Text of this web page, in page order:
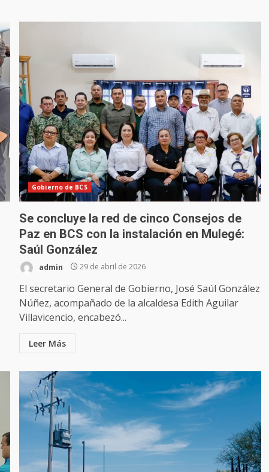
Gobierno de BCS
Se concluye la red de cinco Consejos de
Paz en BCS con la instalación en Mulegé:
Saúl González
admin 29 de abril de 2026
El secretario General de Gobierno, José Saúl González
Núñez, acompañado de la alcaldesa Edith Aguilar
Villavicencio, encabezó...
Leer Más